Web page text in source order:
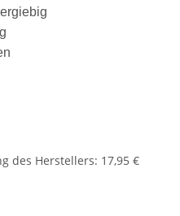
des Herstellers: 17,95 €